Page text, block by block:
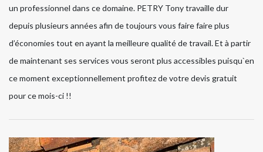
un professionnel dans ce domaine. PETRY Tony travaille dur
depuis plusieurs années afin de toujours vous faire faire plus
d’économies tout en ayant la meilleure qualité de travail. Et à partir
de maintenant ses services vous seront plus accessibles puisqu`en
ce moment exceptionnellement profitez de votre devis gratuit
pour ce mois-ci !!